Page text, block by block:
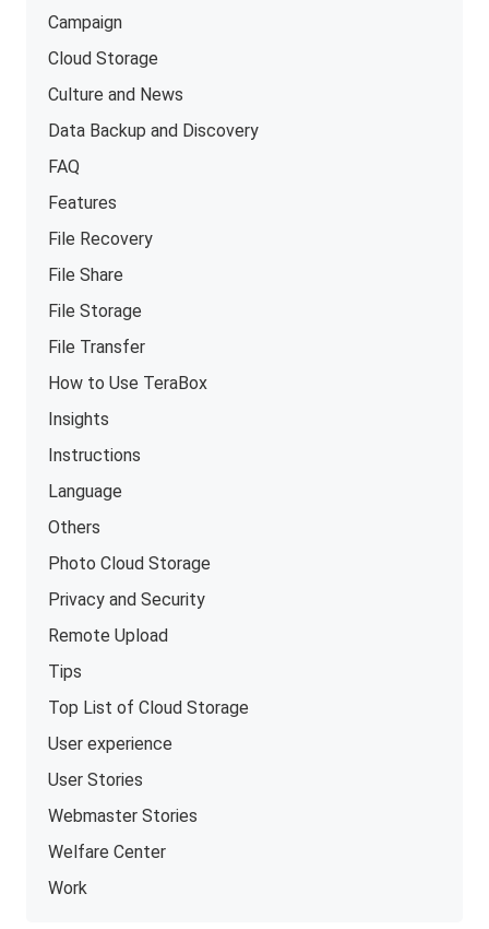
Campaign
Cloud Storage
Culture and News
Data Backup and Discovery
FAQ
Features
File Recovery
File Share
File Storage
File Transfer
How to Use TeraBox
Insights
Instructions
Language
Others
Photo Cloud Storage
Privacy and Security
Remote Upload
Tips
Top List of Cloud Storage
User experience
User Stories
Webmaster Stories
Welfare Center
Work